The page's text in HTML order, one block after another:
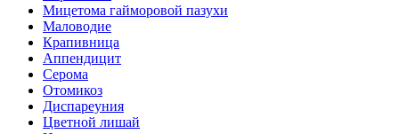
Мицетома гайморовой пазухи
Маловодие
Крапивница
Аппендицит
Серома
Отомикоз
Диспареуния
Цветной лишай